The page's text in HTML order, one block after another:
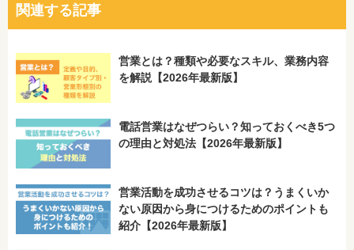
関連する記事
営業とは？種類や必要なスキル、業務内容
を解説【2026年最新版】
電話営業はなぜつらい？知っておくべき5つ
の理由と対処法【2026年最新版】
営業活動を成功させるコツは？うまくいか
ない原因から身につけるためのポイントも
紹介【2026年最新版】